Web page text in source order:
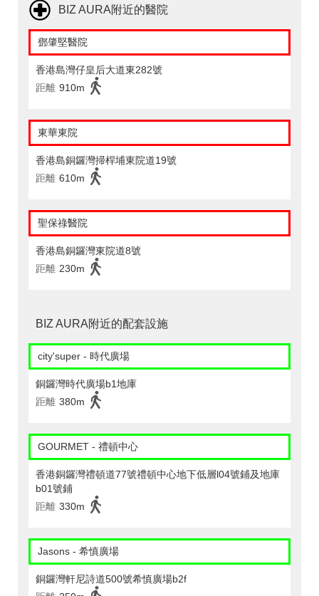
BIZ AURA附近的醫院
鄧肇堅醫院
香港島灣仔皇后大道東282號
距離 910m
東華東院
香港島銅鑼灣掃桿埔東院道19號
距離 610m
聖保祿醫院
香港島銅鑼灣東院道8號
距離 230m
BIZ AURA附近的配套設施
city'super - 時代廣場
銅鑼灣時代廣場b1地庫
距離 380m
GOURMET - 禮頓中心
香港銅鑼灣禮頓道77號禮頓中心地下低層l04號鋪及地庫
b01號鋪
距離 330m
Jasons - 希慎廣場
銅鑼灣軒尼詩道500號希慎廣場b2f